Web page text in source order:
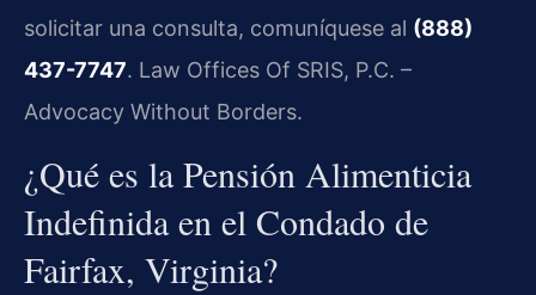
solicitar una consulta, comuníquese al (888)
437-7747. Law Offices Of SRIS, P.C. –
Advocacy Without Borders.
¿Qué es la Pensión Alimenticia
Indefinida en el Condado de
Fairfax, Virginia?